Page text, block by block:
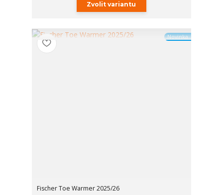
Zvolit variantu
Novinka
Fischer Toe Warmer 2025/26